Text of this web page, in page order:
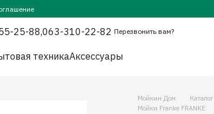
25-88,063-310-22-82 Перезвонить вам?
техникаАксессуары
Мойкин Дом Каталог
Мойки Franke FRANKE